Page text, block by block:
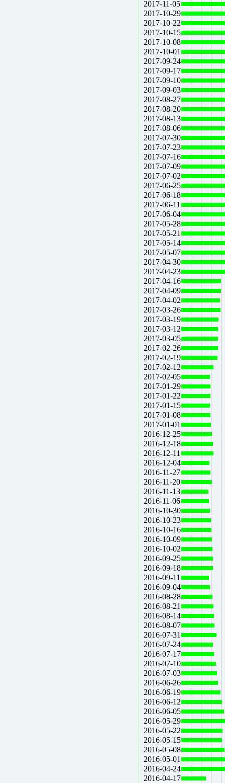
2017-11-05
2017-10-29
2017-10-22
2017-10-15
2017-10-08
2017-10-01
2017-09-24
2017-09-17
2017-09-10
2017-09-03
2017-08-27
2017-08-20
2017-08-13
2017-08-06
2017-07-30
2017-07-23
2017-07-16
2017-07-09
2017-07-02
2017-06-25
2017-06-18
2017-06-11
2017-06-04
2017-05-28
2017-05-21
2017-05-14
2017-05-07
2017-04-30
2017-04-23
2017-04-16
2017-04-09
2017-04-02
2017-03-26
2017-03-19
2017-03-12
2017-03-05
2017-02-26
2017-02-19
2017-02-12
2017-02-05
2017-01-29
2017-01-22
2017-01-15
2017-01-08
2017-01-01
2016-12-25
2016-12-18
2016-12-11
2016-12-04
2016-11-27
2016-11-20
2016-11-13
2016-11-06
2016-10-30
2016-10-23
2016-10-16
2016-10-09
2016-10-02
2016-09-25
2016-09-18
2016-09-11
2016-09-04
2016-08-28
2016-08-21
2016-08-14
2016-08-07
2016-07-31
2016-07-24
2016-07-17
2016-07-10
2016-07-03
2016-06-26
2016-06-19
2016-06-12
2016-06-05
2016-05-29
2016-05-22
2016-05-15
2016-05-08
2016-05-01
2016-04-24
2016-04-17